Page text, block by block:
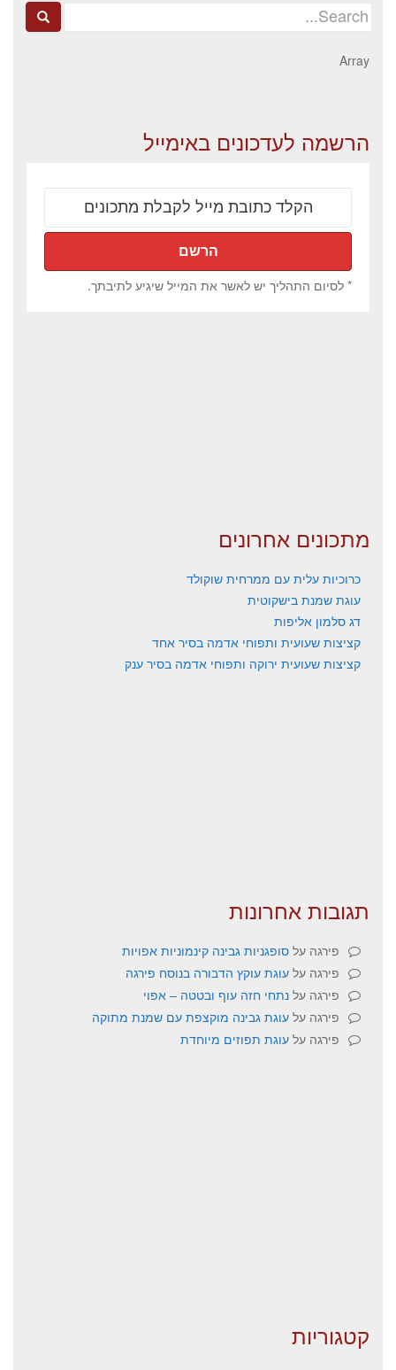
Search
Array
הרשמה לעדכונים באימייל
* לסיום התהליך יש לאשר את המייל שיגיע לתיבתך.
מתכונים אחרונים
כרוכיות עלית עם ממרחית שוקולד
עוגת שמנת בישקוטית
דג סלמון אליפות
קציצות שעועית ותפוחי אדמה בסיר אחד
קציצות שעועית ירוקה ותפוחי אדמה בסיר ענק
תגובות אחרונות
פירגה על סופגניות גבינה קינמוניות אפויות
פירגה על עוגת עוקץ הדבורה בנוסח פירגה
פירגה על נתחי חזה עוף ובטטה – אפוי
פירגה על עוגת גבינה מוקצפת עם שמנת מתוקה
פירגה על עוגת תפוזים מיוחדת
קטגוריות